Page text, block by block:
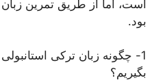
است، اما از طریق تمرین
بود.
1- چگونه زبان ترکی
بگیریم؟